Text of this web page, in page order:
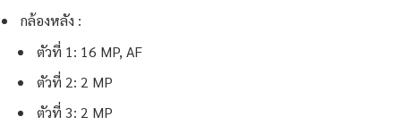
กล้องหลัง :
ตัวที่ 1: 16 MP, AF
ตัวที่ 2: 2 MP
ตัวที่ 3: 2 MP